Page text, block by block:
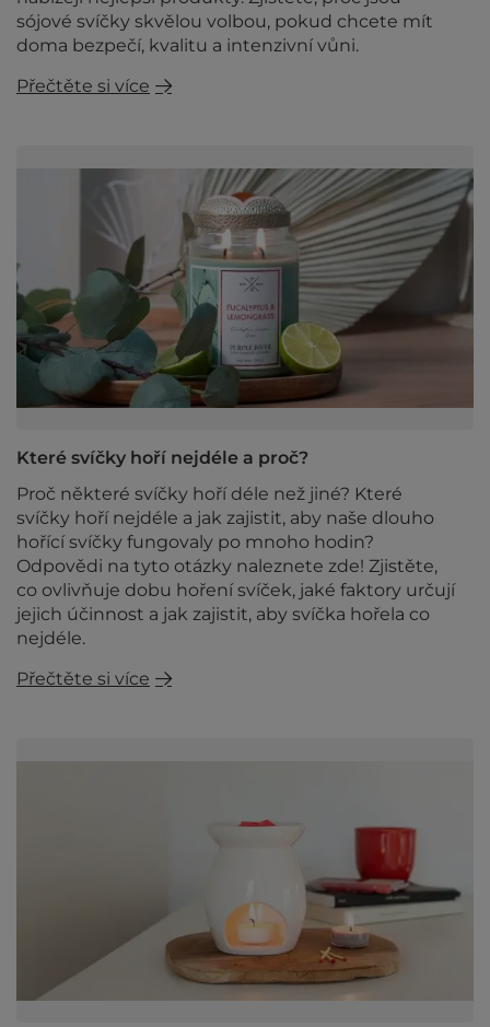
sójové svíčky skvělou volbou, pokud chcete mít
doma bezpečí, kvalitu a intenzivní vůni.
Přečtěte si více
Které svíčky hoří nejdéle a proč?
Proč některé svíčky hoří déle než jiné? Které
svíčky hoří nejdéle a jak zajistit, aby naše dlouho
hořící svíčky fungovaly po mnoho hodin?
Odpovědi na tyto otázky naleznete zde! Zjistěte,
co ovlivňuje dobu hoření svíček, jaké faktory určují
jejich účinnost a jak zajistit, aby svíčka hořela co
nejdéle.
Přečtěte si více